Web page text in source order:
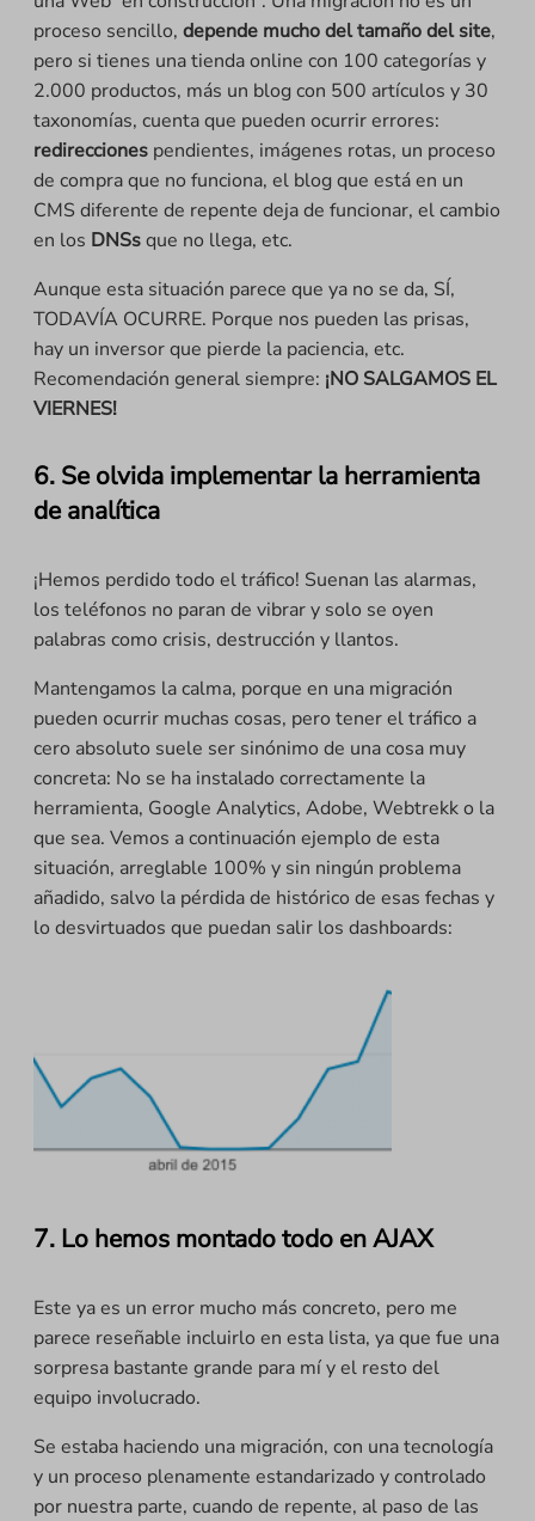
proceso sencillo, depende mucho del tamaño del site,
pero si tienes una tienda online con 100 categorías y
2.000 productos, más un blog con 500 artículos y 30
taxonomías, cuenta que pueden ocurrir errores:
redirecciones pendientes, imágenes rotas, un proceso
de compra que no funciona, el blog que está en un
CMS diferente de repente deja de funcionar, el cambio
en los DNSsque no llega, etc.
Aunque esta situación parece que ya no se da, SÍ,
TODAVÍA OCURRE. Porque nos pueden las prisas,
hay un inversor que pierde la paciencia, etc.
Recomendación general siempre: ¡NO SALGAMOS EL
VIERNES!
6. Se olvida implementar la herramienta
de analítica
¡Hemos perdido todo el tráfico! Suenan las alarmas,
los teléfonos no paran de vibrar y solo se oyen
palabras como crisis, destrucción y llantos.
Mantengamos la calma, porque en una migración
pueden ocurrir muchas cosas, pero tener el tráfico a
cero absoluto suele ser sinónimo de una cosa muy
concreta: No se ha instalado correctamente la
herramienta, Google Analytics, Adobe, Webtrekk o la
que sea. Vemos a continuación ejemplo de esta
situación, arreglable 100% y sin ningún problema
añadido, salvo la pérdida de histórico de esas fechas y
lo desvirtuados que puedan salir los dashboards:
7. Lo hemos montado todo en AJAX
Este ya es un error mucho más concreto, pero me
parece reseñable incluirlo en esta lista, ya que fue una
sorpresa bastante grande para mí y el resto del
equipo involucrado.
Se estaba haciendo una migración, con una tecnología
y un proceso plenamente estandarizado y controlado
por nuestra parte, cuando de repente, al paso de las